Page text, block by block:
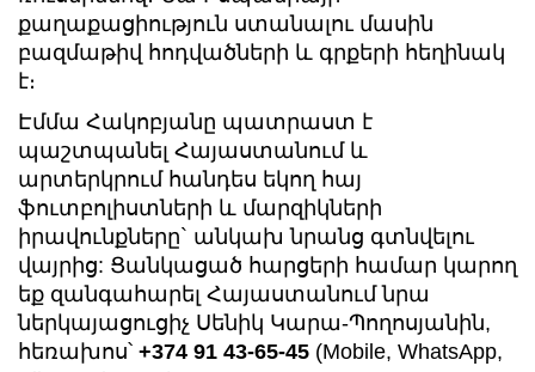
քաղաքացիություն ստանալու մասին
բազմաթիվ հոդվածների և գրքերի հեղինակ
է։
Էմմա Հակոբյանը պատրաստ է
պաշտպանել Հայաստանում և
արտերկրում հանդես եկող հայ
ֆուտբոլիստների և մարզիկների
իրավունքները` անկախ նրանց գտնվելու
վայրից: Ցանկացած հարցերի համար կարող
եք զանգահարել Հայաստանում նրա
ներկայացուցիչ Սենիկ Կարա-Պողոսյանին,
հեռախոս՝ +374 91 43-65-45 (Mobile, WhatsApp,